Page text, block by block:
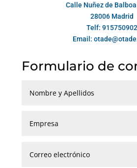
Calle Nuñez de Balboa
28006 Madrid
Telf: 915750902
Email:
Formulario de